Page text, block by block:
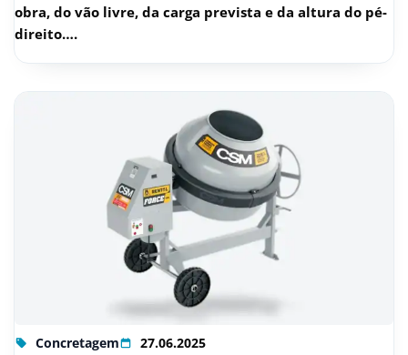
obra, do vão livre, da carga prevista e da altura do pé-
direito….
Concretagem 27.06.2025